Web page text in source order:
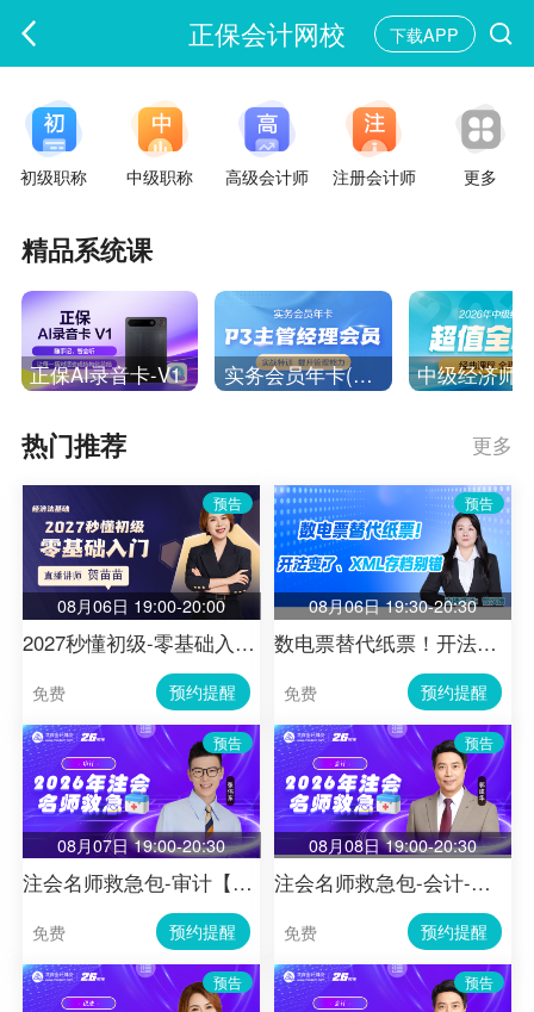
正保会计网校 下载APP
初级职称 中级职称 高级会计师 注册会计师 更多
精品系统课
正保AI录音卡-V1 实务会员年卡(P3主管经理)
热门推荐 更多
08月06日 19:00-20:00
预告
2027秒懂初级-零基础入门-经济法基础06
免费 预约提醒
08月06日 19:30-20:30
预告
数电票替代纸票！开法变了、XML存档别错​
免费 预约提醒
08月07日 19:00-20:30
预告
注会名师救急包-审计【第9节】
免费 预约提醒
08月08日 19:00-20:30
预告
注会名师救急包-会计-第一节
免费 预约提醒
预告 预告